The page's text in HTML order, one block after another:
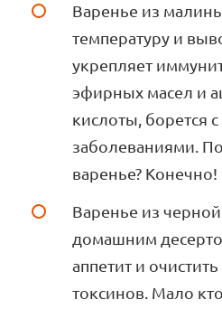
Варенье из
температуру и
укрепляет
эфирных масел и
кислоты, борется
заболеваниями.
варенье? Конечно!
Варенье из
домашним
аппетит и
токсинов. Мало